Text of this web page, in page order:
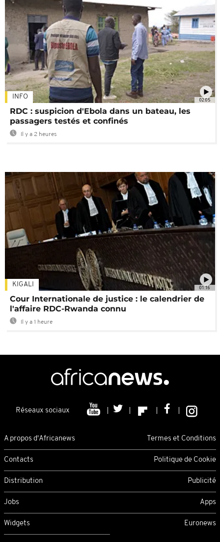
02:05
INFO
RDC : suspicion d'Ebola dans un bateau, les
passagers testés et confinés
Il y a 2 heures
01:16
KIGALI
Cour Internationale de justice : le calendrier de
l'affaire RDC-Rwanda connu
Il y a 1 heure
Réseaux sociaux
A propos d'Africanews Termes et Conditions
Contacts Politique de Cookie
Distribution Publicité
Jobs Apps
Widgets Euronews